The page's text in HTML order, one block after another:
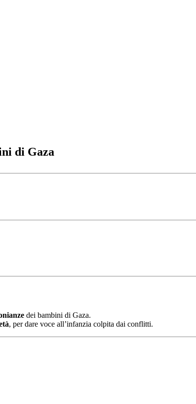
di Gaza
dei bambini di Gaza.
, per dare voce all’infanzia colpita dai conflitti.